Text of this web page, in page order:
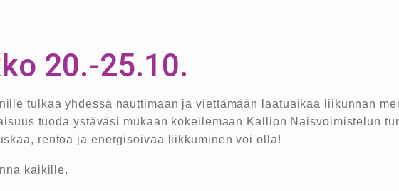
20.-25.10.
tulkaa yhdessä nauttimaan ja viettämään laatuaikaa liikunnan
tuoda ystäväsi mukaan kokeilemaan Kallion Naisvoimistelun
rentoa ja energisoivaa liikkuminen voi olla!
kaikille.